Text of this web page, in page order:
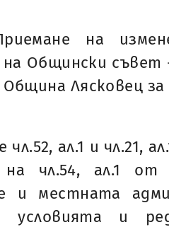
на
на Общински
Лясковец за
ал.1 и чл.21,
на чл.54, ал.1
и местната
условията и